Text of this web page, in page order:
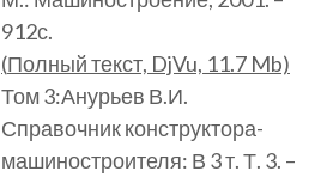
912с.
(Полныйтекст, DjVu, 11.7 Mb)
Том 3:Анурьев В.И.
Справочник конструктора-
машиностроителя: В 3 т. Т. 3. –